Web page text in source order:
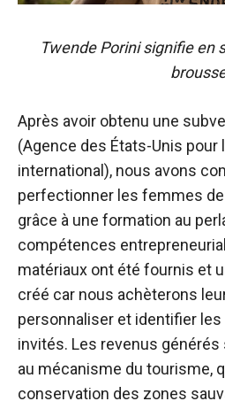
Twende Porini signifie en
Après avoir obtenu une
(Agence des États-Unis
international), nous avons
perfectionner les femmes
grâce à une formation au
compétences
matériaux ont été fournis et
créé car nous achèterons
personnaliser et identifier les
invités. Les revenus
au mécanisme du tourisme,
conservation des zones